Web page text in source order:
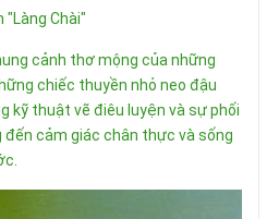
"Làng Chài"
cảnh thơ mộng của những
chiếc thuyền nhỏ neo đậu
kỹ thuật vẽ điêu luyện và sự phối
cảm giác chân thực và sống